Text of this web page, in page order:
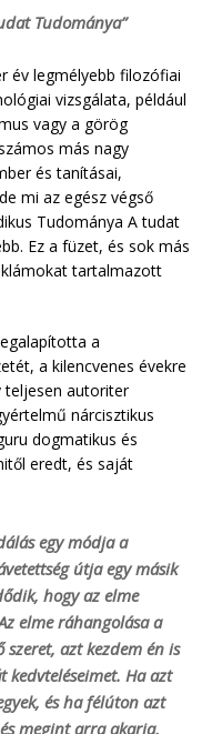
Tudománya”
év legmélyebb filozófiai
vizsgálata, például
vagy a görög
más nagy
és tanításai,
mi az egész végső
Tudománya A tudat
Ez a füzet, és sok más
tartalmazott
a
a kilencvenes évekre
teljesen autoriter
nárcisztikus
dogmatikus és
eredt, és saját
egy módja a
útja egy másik
hogy az elme
elme ráhangolása a
azt kezdem én is
kedvteléseimet. Ha azt
és ha félúton azt
megint arra akarja,